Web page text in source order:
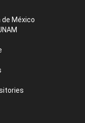
México